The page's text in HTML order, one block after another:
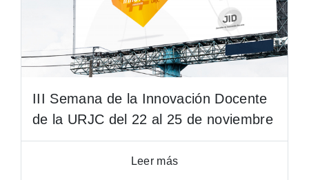
III Semana de la Innovación Docente
de la URJC del 22 al 25 de noviembre
Leer más